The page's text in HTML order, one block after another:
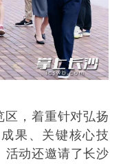
区，着重针对弘扬
果、关键核心技
活动还邀请了长沙